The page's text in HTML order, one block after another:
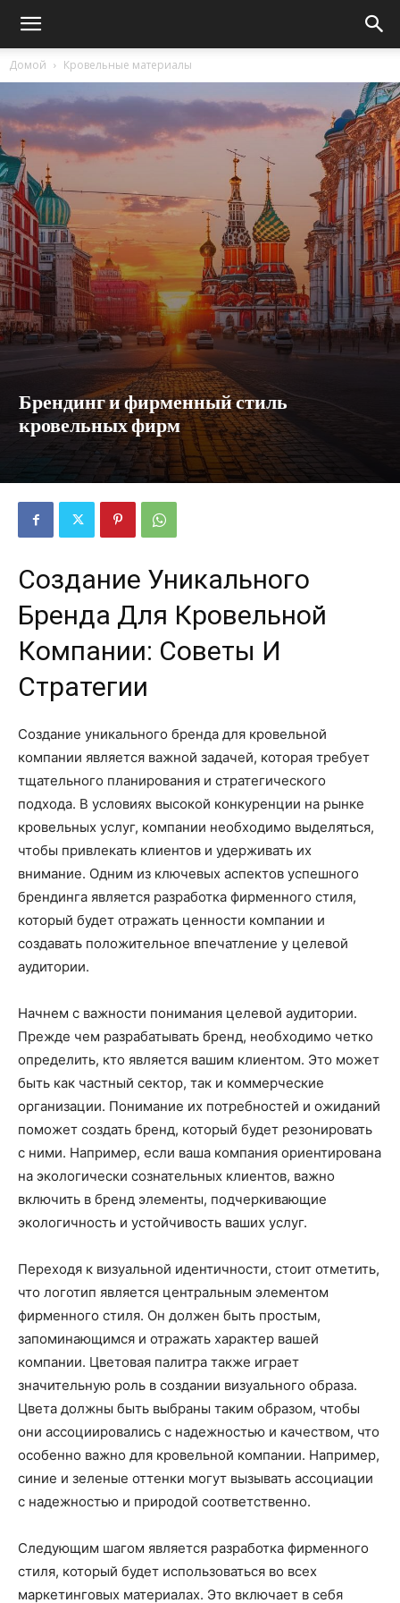
Домой Кровельные материалы
Брендинг и фирменный стиль
кровельных фирм
Создание Уникального
Бренда Для Кровельной
Компании: Советы И
Стратегии
Создание уникального бренда для кровельной
компании является важной задачей, которая требует
тщательного планирования и стратегического
подхода. В условиях высокой конкуренции на рынке
кровельных услуг, компании необходимо выделяться,
чтобы привлекать клиентов и удерживать их
внимание. Одним из ключевых аспектов успешного
брендинга является разработка фирменного стиля,
который будет отражать ценности компании и
создавать положительное впечатление у целевой
аудитории.
Начнем с важности понимания целевой аудитории.
Прежде чем разрабатывать бренд, необходимо четко
определить, кто является вашим клиентом. Это может
быть как частный сектор, так и коммерческие
организации. Понимание их потребностей и ожиданий
поможет создать бренд, который будет резонировать
с ними. Например, если ваша компания ориентирована
на экологически сознательных клиентов, важно
включить в бренд элементы, подчеркивающие
экологичность и устойчивость ваших услуг.
Переходя к визуальной идентичности, стоит отметить,
что логотип является центральным элементом
фирменного стиля. Он должен быть простым,
запоминающимся и отражать характер вашей
компании. Цветовая палитра также играет
значительную роль в создании визуального образа.
Цвета должны быть выбраны таким образом, чтобы
они ассоциировались с надежностью и качеством, что
особенно важно для кровельной компании. Например,
синие и зеленые оттенки могут вызывать ассоциации
с надежностью и природой соответственно.
Следующим шагом является разработка фирменного
стиля, который будет использоваться во всех
маркетинговых материалах. Это включает в себя